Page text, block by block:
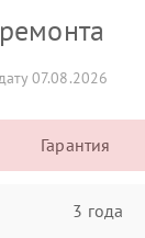
07.08.2026
Гарантия
3 года